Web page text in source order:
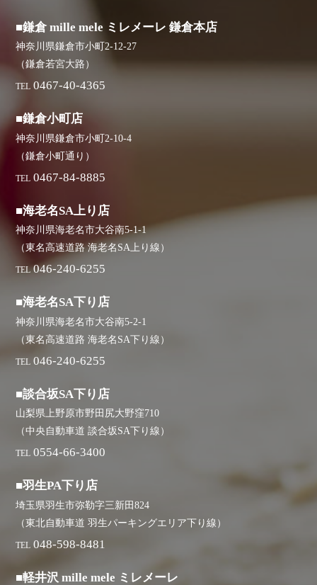
■鎌倉 mille mele ミレメーレ 鎌倉本店
神奈川県鎌倉市小町2-12-27
（鎌倉若宮大路）
TEL 0467-40-4365
■鎌倉小町店
神奈川県鎌倉市小町2-10-4
（鎌倉小町通り）
TEL 0467-84-8885
■海老名SA上り店
神奈川県海老名市大谷南5-1-1
（東名高速道路 海老名SA上り線）
TEL 046-240-6255
■海老名SA下り店
神奈川県海老名市大谷南5-2-1
（東名高速道路 海老名SA下り線）
TEL 046-240-6255
■談合坂SA下り店
山梨県上野原市野田尻大野窪710
（中央自動車道 談合坂SA下り線）
TEL 0554-66-3400
■羽生PA下り店
埼玉県羽生市弥勒字三新田824
（東北自動車道 羽生パーキングエリア下り線）
TEL 048-598-8481
■軽井沢 mille mele ミレメーレ